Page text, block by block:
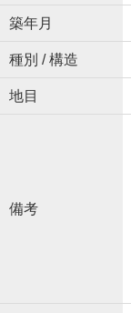
築年月
種別 / 構造
地目
備考